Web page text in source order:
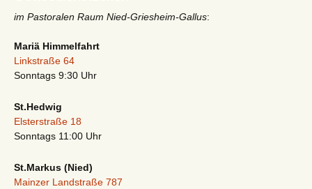
im Pastoralen Raum Nied-Griesheim-Gallus:
Mariä Himmelfahrt
Linkstraße 64
Sonntags 9:30 Uhr
St.Hedwig
Elsterstraße 18
Sonntags 11:00 Uhr
St.Markus (Nied)
Mainzer Landstraße 787